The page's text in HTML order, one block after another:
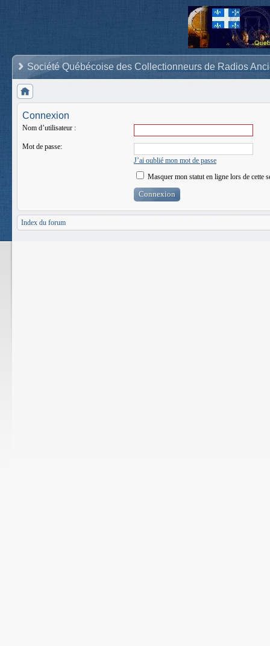
Société Québécoise des Collectionneurs de Radios
Connexion
Nom d’utilisateur :
Mot de passe:
J’ai oublié mon mot de passe
Masquer mon statut en ligne lors de cette
Index du forum